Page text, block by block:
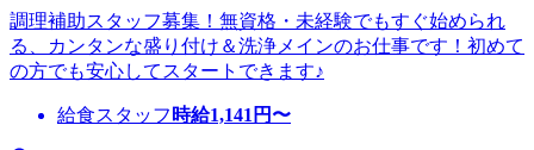
調理補助スタッフ募集！無資格・未経験でもすぐ始められ
る、カンタンな盛り付け＆洗浄メインのお仕事です！初めて
の方でも安心してスタートできます♪
給食スタッフ 時給1,141 円〜